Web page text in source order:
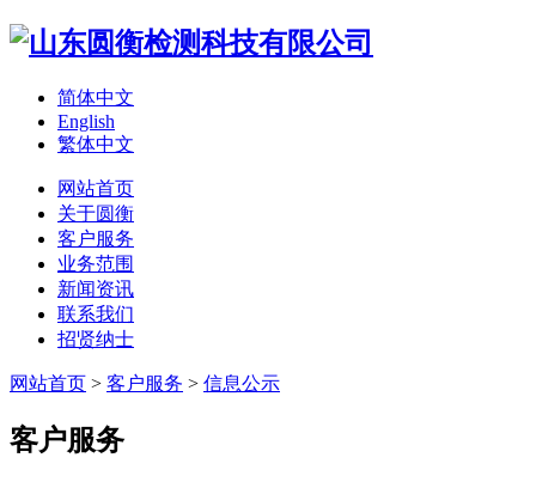
简体中文
English
繁体中文
网站首页
关于圆衡
客户服务
业务范围
新闻资讯
联系我们
招贤纳士
网站首页 > 客户服务 > 信息公示
客户服务